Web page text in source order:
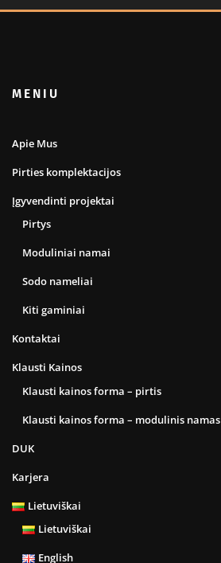
MENIU
Apie Mus
Pirties komplektacijos
Įgyvendinti projektai
Pirtys
Moduliniai namai
Sodo nameliai
Kiti gaminiai
Kontaktai
Klausti Kainos
Klausti kainos forma – pirtis
Klausti kainos forma – modulinis namas
DUK
Karjera
Lietuviškai
Lietuviškai
English